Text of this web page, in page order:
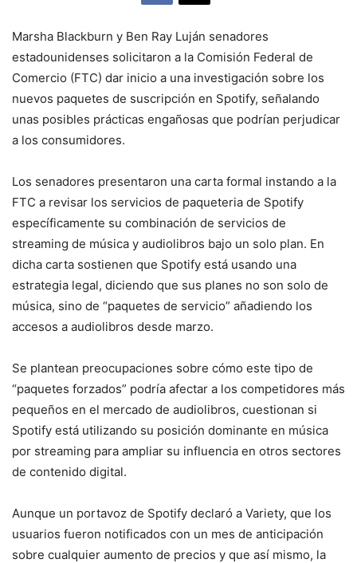
Marsha Blackburn y Ben Ray Luján senadores
estadounidenses solicitaron a la Comisión Federal de
Comercio (FTC) dar inicio a una investigación sobre los
nuevos paquetes de suscripción en Spotify, señalando
unas posibles prácticas engañosas que podrían perjudicar
a los consumidores.
Los senadores presentaron una carta formal instando a la
FTC a revisar los servicios de paqueteria de Spotify
específicamente su combinación de servicios de
streaming de música y audiolibros bajo un solo plan. En
dicha carta sostienen que Spotify está usando una
estrategia legal, diciendo que sus planes no son solo de
música, sino de “paquetes de servicio” añadiendo los
accesos a audiolibros desde marzo.
Se plantean preocupaciones sobre cómo este tipo de
“paquetes forzados” podría afectar a los competidores más
pequeños en el mercado de audiolibros, cuestionan si
Spotify está utilizando su posición dominante en música
por streaming para ampliar su influencia en otros sectores
de contenido digital.
Aunque un portavoz de Spotify declaró a Variety, que los
usuarios fueron notificados con un mes de anticipación
sobre cualquier aumento de precios y que así mismo, la